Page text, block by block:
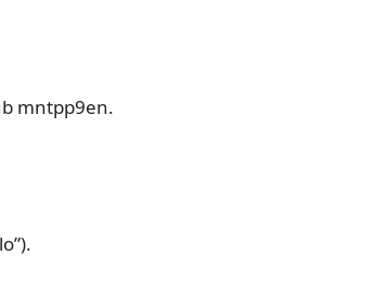
mntpp9en.